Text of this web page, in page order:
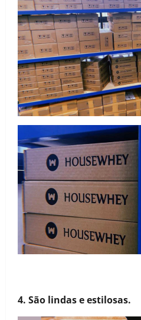
4. São lindas e estilosas.